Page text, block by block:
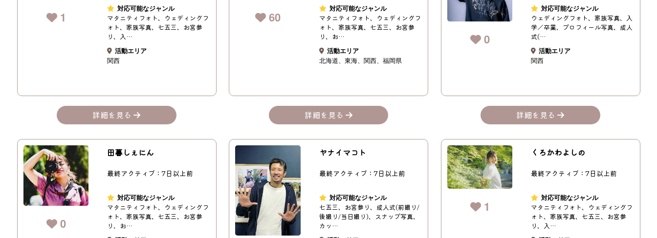
1
対応可能なジャンル
マタニティフォト、ウェディングフ
ォト、家族写真、七五三、お宮参
り、入…
活動エリア
関西
詳細を見る
60
対応可能なジャンル
マタニティフォト、ウェディングフ
ォト、家族写真、七五三、お宮参
り、お…
活動エリア
北海道
東海 関西 福岡県
詳細を見る
0
対応可能なジャンル
ウェディングフォト、家族写真、入
学／卒業、プロフィール写真、成人
式(…
活動エリア
関西
詳細を見る
0
田暮しぇにん
最終アクティブ：7日以上前
対応可能なジャンル
マタニティフォト、ウェディングフ
ォト、家族写真、七五三、お宮参
り、お…
ヤナイマコト
最終アクティブ：7日以上前
対応可能なジャンル
七五三、お宮参り、成人式(前撮り/
後撮り/当日撮り)、スナップ写真、
カッ…
1
くろかわよしの
最終アクティブ：7日以上前
対応可能なジャンル
マタニティフォト、ウェディングフ
ォト、家族写真、七五三、お宮参
り、入…